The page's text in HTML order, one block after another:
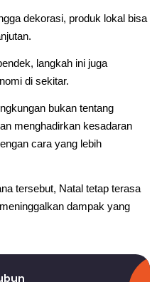
dekorasi, produk lokal bisa
langkah ini juga
di sekitar.
bukan tentang
menghadirkan kesadaran
cara yang lebih
tersebut, Natal tetap terasa
dampak yang